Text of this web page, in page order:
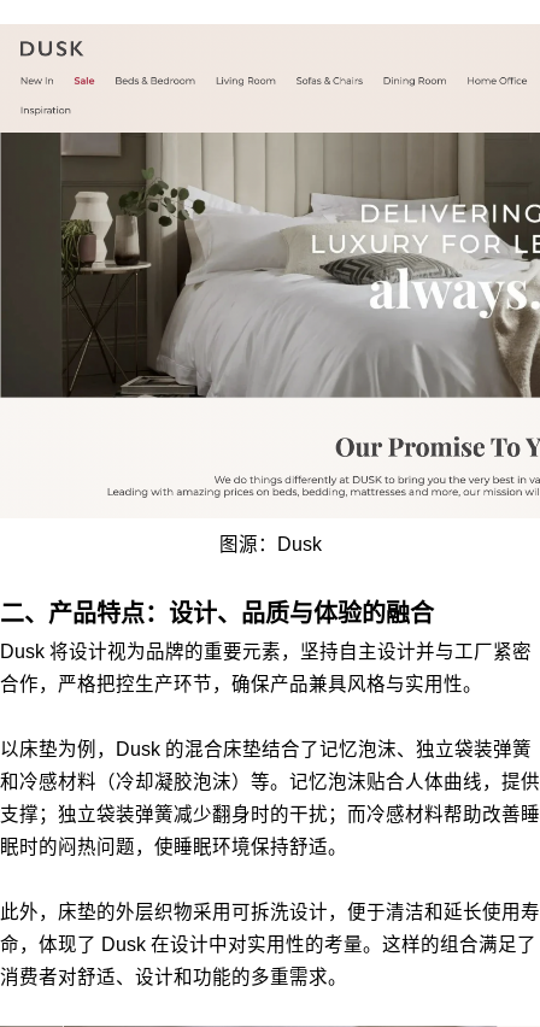
图源：Dusk
二、产品特点：设计、品质与体验的融合
Dusk 将设计视为品牌的重要元素，坚持自主设计并与工厂紧密
合作，严格把控生产环节，确保产品兼具风格与实用性。
以床垫为例，Dusk 的混合床垫结合了记忆泡沫、独立袋装弹簧
和冷感材料（冷却凝胶泡沫）等。记忆泡沫贴合人体曲线，提供
支撑；独立袋装弹簧减少翻身时的干扰；而冷感材料帮助改善睡
眠时的闷热问题，使睡眠环境保持舒适。
此外，床垫的外层织物采用可拆洗设计，便于清洁和延长使用寿
命，体现了 Dusk 在设计中对实用性的考量。这样的组合满足了
消费者对舒适、设计和功能的多重需求。